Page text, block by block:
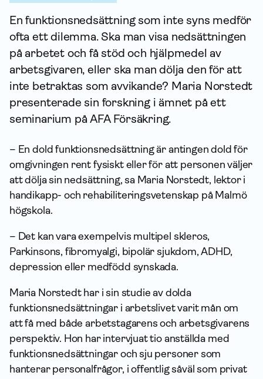
En funktionsnedsättning som inte syns medför
ofta ett dilemma. Ska man visa nedsättningen
på arbetet och få stöd och hjälpmedel av
arbetsgivaren, eller ska man dölja den för att
inte betraktas som avvikande? Maria Norstedt
presenterade sin forskning i ämnet på ett
seminarium på AFA För­säkring.
– En dold funktionsnedsättning är antingen dold för
omgivningen rent fysiskt eller för att personen väljer
att dölja sin nedsättning, sa Maria Norstedt, lektor i
handikapp- och rehabiliteringsvetenskap på Malmö
högskola.
– Det kan vara exempelvis multipel skleros,
Parkinsons, fibromyalgi, bipolär sjukdom, ADHD,
depression eller medfödd synskada.
Maria Norstedt har i sin studie av dolda
funktionsnedsättningar i arbetslivet varit mån om
att få med både arbetstagarens och arbetsgivarens
perspektiv. Hon har intervjuat tio anställda med
funktionsnedsättningar och sju personer som
hanterar personalfrågor, i offentlig såväl som privat